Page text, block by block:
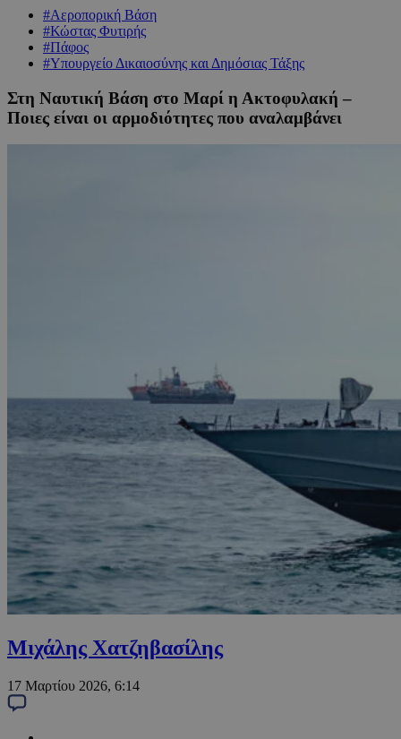
#Αεροπορική Βάση
#Κώστας Φυτιρής
#Πάφος
#Υπουργείο Δικαιοσύνης και Δημόσιας Τάξης
Στη Ναυτική Βάση στο Μαρί η Ακτοφυλακή –
Ποιες είναι οι αρμοδιότητες που αναλαμβάνει
Μιχάλης Χατζηβασίλης
17 Μαρτίου 2026, 6:14